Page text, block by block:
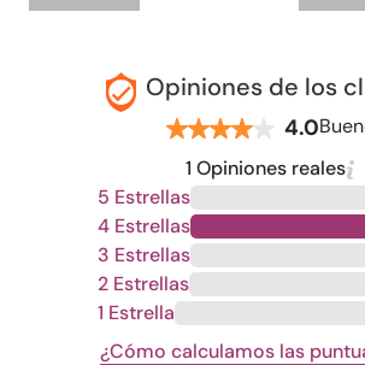
Opiniones de los
4.0
1 Opiniones reales
5 Estrellas
4 Estrellas
3 Estrellas
2 Estrellas
1 Estrella
¿Cómo calculamos las